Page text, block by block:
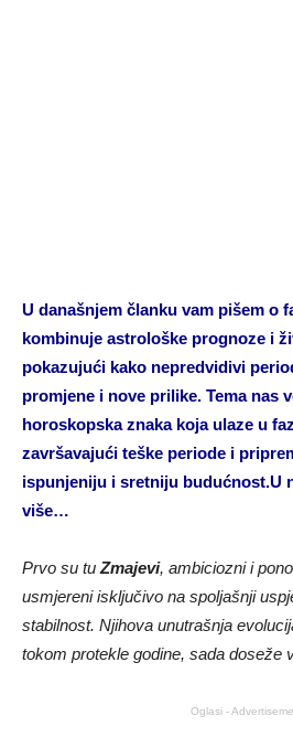
U današnjem članku vam pišem o
kombinuje astrološke prognoze i
pokazujući kako nepredvidivi
promjene i nove prilike. Tema nas
horoskopska znaka koja ulaze u
završavajući teške periode i
ispunjeniju i sretniju budućnost.U
više…
Prvo su tu Zmajevi, ambiciozni i
usmjereni isključivo na spoljašnji
stabilnost. Njihova unutrašnja
tokom protekle godine, sada doseže
Oglasi -